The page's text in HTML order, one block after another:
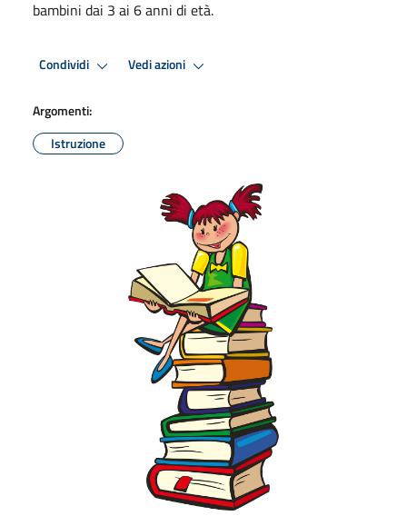
bambini dai 3 ai 6 anni di età.
Condividi Vedi azioni
Argomenti:
Istruzione